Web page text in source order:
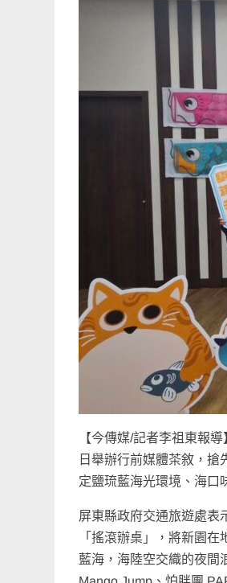
【今傳媒/記者李祖東報
日舉辦行前媒體茶敘，
定鹽琉藍海光環境、海口
屏東縣政府交通旅遊處表
「搖滾辦桌」，將新園
藍海，海陸空交織的夜間